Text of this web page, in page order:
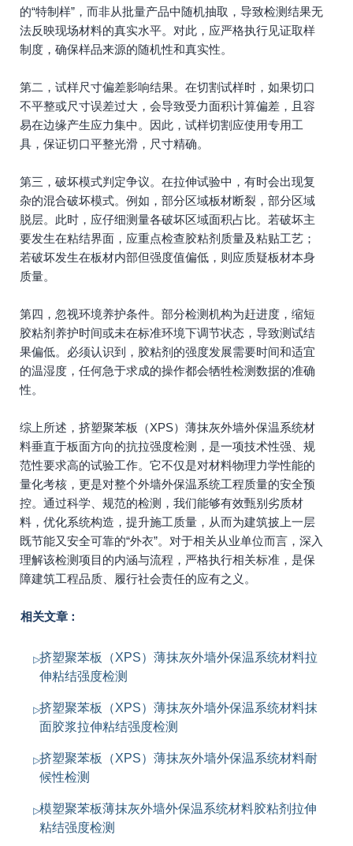
的“特制样”，而非从批量产品中随机抽取，导致检测结果无
法反映现场材料的真实水平。对此，应严格执行见证取样
制度，确保样品来源的随机性和真实性。
第二，试样尺寸偏差影响结果。在切割试样时，如果切口
不平整或尺寸误差过大，会导致受力面积计算偏差，且容
易在边缘产生应力集中。因此，试样切割应使用专用工
具，保证切口平整光滑，尺寸精确。
第三，破坏模式判定争议。在拉伸试验中，有时会出现复
杂的混合破坏模式。例如，部分区域板材断裂，部分区域
脱层。此时，应仔细测量各破坏区域面积占比。若破坏主
要发生在粘结界面，应重点检查胶粘剂质量及粘贴工艺；
若破坏发生在板材内部但强度值偏低，则应质疑板材本身
质量。
第四，忽视环境养护条件。部分检测机构为赶进度，缩短
胶粘剂养护时间或未在标准环境下调节状态，导致测试结
果偏低。必须认识到，胶粘剂的强度发展需要时间和适宜
的温湿度，任何急于求成的操作都会牺牲检测数据的准确
性。
综上所述，挤塑聚苯板（XPS）薄抹灰外墙外保温系统材
料垂直于板面方向的抗拉强度检测，是一项技术性强、规
范性要求高的试验工作。它不仅是对材料物理力学性能的
量化考核，更是对整个外墙外保温系统工程质量的安全预
控。通过科学、规范的检测，我们能够有效甄别劣质材
料，优化系统构造，提升施工质量，从而为建筑披上一层
既节能又安全可靠的“外衣”。对于相关从业单位而言，深入
理解该检测项目的内涵与流程，严格执行相关标准，是保
障建筑工程品质、履行社会责任的应有之义。
相关文章：
挤塑聚苯板（XPS）薄抹灰外墙外保温系统材料拉
伸粘结强度检测
挤塑聚苯板（XPS）薄抹灰外墙外保温系统材料抹
面胶浆拉伸粘结强度检测
挤塑聚苯板（XPS）薄抹灰外墙外保温系统材料耐
候性检测
模塑聚苯板薄抹灰外墙外保温系统材料胶粘剂拉伸
粘结强度检测